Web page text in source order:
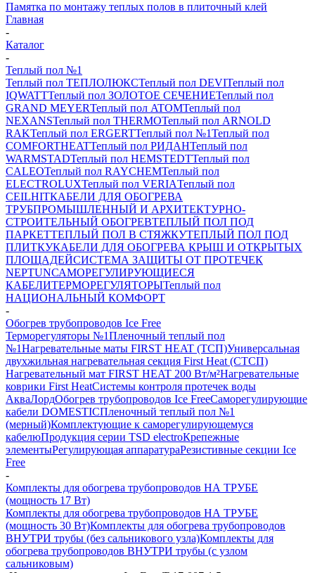
Памятка по монтажу теплых полов в плиточный клей
Главная
-
Каталог
-
Теплый пол №1
Теплый пол ТЕПЛОЛЮКСТеплый пол DEVIТеплый пол
IQWATTТеплый пол ЗОЛОТОЕ СЕЧЕНИЕТеплый пол
GRAND MEYERТеплый пол ATOMТеплый пол
NEXANSТеплый пол THERMOТеплый пол ARNOLD
RAKТеплый пол ERGERTТеплый пол №1Теплый пол
COMFORTHEATТеплый пол РИДАНТеплый пол
WARMSTADТеплый пол HEMSTEDTТеплый пол
CALEOТеплый пол RAYCHEMТеплый пол
ELECTROLUXТеплый пол VERIAТеплый пол
CEILHITКАБЕЛИ ДЛЯ ОБОГРЕВА
ТРУБПРОМЫШЛЕННЫЙ И АРХИТЕКТУРНО-
СТРОИТЕЛЬНЫЙ ОБОГРЕВТЕПЛЫЙ ПОЛ ПОД
ПАРКЕТТЕПЛЫЙ ПОЛ В СТЯЖКУТЕПЛЫЙ ПОЛ ПОД
ПЛИТКУКАБЕЛИ ДЛЯ ОБОГРЕВА КРЫШ И ОТКРЫТЫХ
ПЛОЩАДЕЙСИСТЕМА ЗАЩИТЫ ОТ ПРОТЕЧЕК
NEPTUNСАМОРЕГУЛИРУЮЩИЕСЯ
КАБЕЛИТЕРМОРЕГУЛЯТОРЫТеплый пол
НАЦИОНАЛЬНЫЙ КОМФОРТ
-
Обогрев трубопроводов Ice Free
Терморегуляторы №1Пленочный теплый пол
№1Нагревательные маты FIRST HEAT (ТСП)Универсальная
двухжильная нагревательная секция First Heat (СТСП)
Нагревательный мат FIRST HEAT 200 Вт/м²Нагревательные
коврики First HeatСистемы контроля протечек воды
АкваЛордОбогрев трубопроводов Ice FreeСаморегулирующие
кабели DOMESTICПленочный теплый пол №1
(мерный)Комплектующие к саморегулирующемуся
кабелюПродукция серии TSD electroКрепежные
элементыРегулирующая аппаратураРезистивные секции Ice
Free
-
Комплекты для обогрева трубопроводов НА ТРУБЕ
(мощность 17 Вт)
Комплекты для обогрева трубопроводов НА ТРУБЕ
(мощность 30 Вт)Комплекты для обогрева трубопроводов
ВНУТРИ трубы (без сальникового узла)Комплекты для
обогрева трубопроводов ВНУТРИ трубы (с узлом
сальниковым)